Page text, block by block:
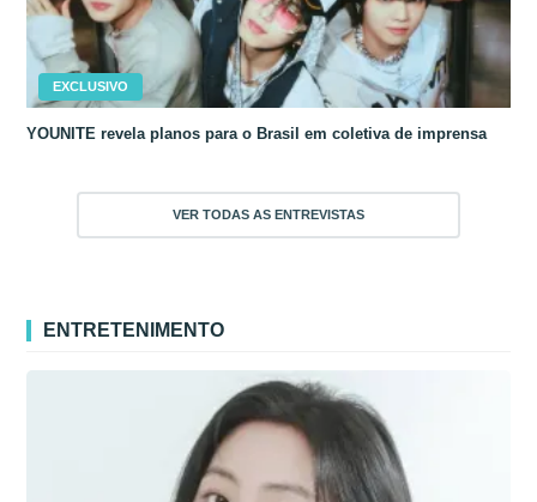
EXCLUSIVO
YOUNITE revela planos para o Brasil em coletiva de imprensa
VER TODAS AS ENTREVISTAS
ENTRETENIMENTO